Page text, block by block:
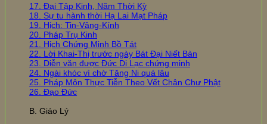
17. Đại Tập Kinh, Năm Thời Kỳ
18. Sự tu hành thời Hạ Lai Mạt Pháp
19. Hịch: Tin-Vâng-Kính
20. Pháp Trụ Kinh
21. Hịch Chứng Minh Bồ Tát
22. Lời Khai-Thị trước ngày Bát Đại Niết Bàn
23. Diễn văn được Đức Di Lạc chứng minh
24. Ngài khóc vì chờ Tăng Ni quá lâu
25. Pháp Môn Thực Tiễn Theo Vết Chân Chư Phật
26. Đạo Đức
B. Giáo Lý